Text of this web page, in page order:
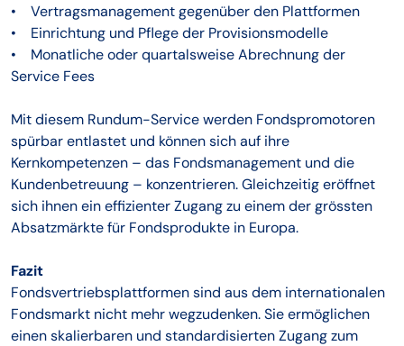
• Vertragsmanagement gegenüber den Plattformen
• Einrichtung und Pflege der Provisionsmodelle
• Monatliche oder quartalsweise Abrechnung der
Service Fees
Mit diesem Rundum-Service werden Fondspromotoren
spürbar entlastet und können sich auf ihre
Kernkompetenzen – das Fondsmanagement und die
Kundenbetreuung – konzentrieren. Gleichzeitig eröffnet
sich ihnen ein effizienter Zugang zu einem der grössten
Absatzmärkte für Fondsprodukte in Europa.
Fazit
Fondsvertriebsplattformen sind aus dem internationalen
Fondsmarkt nicht mehr wegzudenken. Sie ermöglichen
einen skalierbaren und standardisierten Zugang zum